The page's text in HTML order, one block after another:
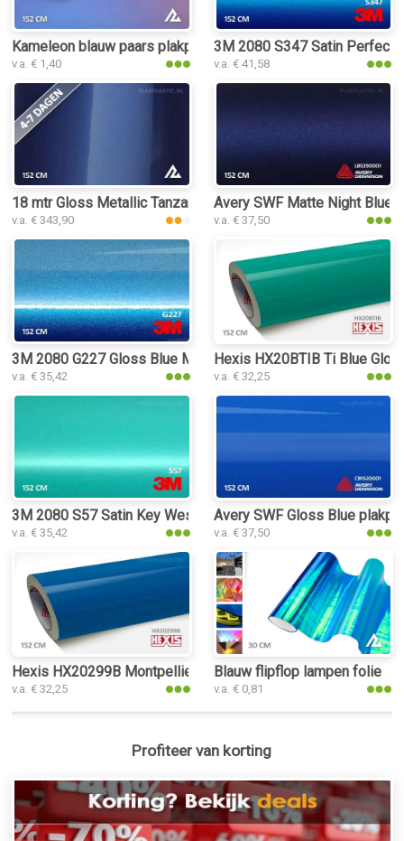
Kameleon blauw paars plakplastic
v.a. € 1,40
3M 2080 S347 Satin Perfect
v.a. € 41,58
18 mtr Gloss Metallic Tanzanite Blue 3187 plakplastic
v.a. € 343,90
Avery SWF Matte Night Blue
v.a. € 37,50
3M 2080 G227 Gloss Blue Metallic plakplastic
v.a. € 35,42
Hexis HX20BTIB Ti Blue
v.a. € 32,25
3M 2080 S57 Satin Key West plakplastic
v.a. € 35,42
Avery SWF Gloss Blue
v.a. € 37,50
Hexis HX20299B Montpellier Blue Gloss plakplastic
v.a. € 32,25
Blauw flipflop lampen folie
v.a. € 0,81
Profiteer van korting